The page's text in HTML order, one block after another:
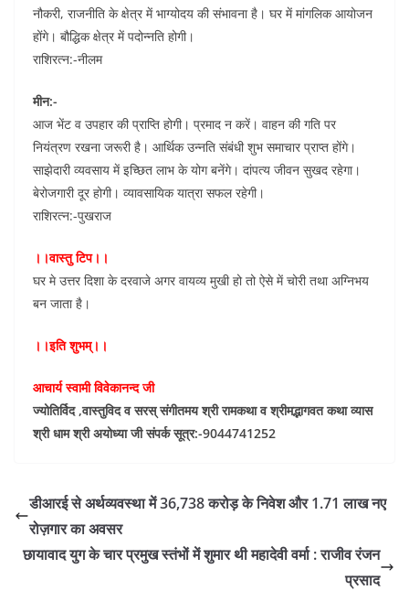
नौकरी, राजनीति के क्षेत्र में भाग्योदय की संभावना है। घर में मांगलिक आयोजन
होंगे। बौद्धिक क्षेत्र में पदोन्नति होगी।
राशिरत्न:-नीलम
मीन:-
आज भेंट व उपहार की प्राप्ति होगी। प्रमाद न करें। वाहन की गति पर
नियंत्रण रखना जरूरी है। आर्थिक उन्नति संबंधी शुभ समाचार प्राप्त होंगे।
साझेदारी व्यवसाय में इच्छित लाभ के योग बनेंगे। दांपत्य जीवन सुखद रहेगा।
बेरोजगारी दूर होगी। व्यावसायिक यात्रा सफल रहेगी।
राशिरत्न:-पुखराज
।।वास्तु टिप।।
घर मे उत्तर दिशा के दरवाजे अगर वायव्य मुखी हो तो ऐसे में चोरी तथा अग्निभय
बन जाता है।
।।इति शुभम्।।
आचार्य स्वामी विवेकानन्द जी
ज्योतिर्विद ,वास्तुविद व सरस् संगीतमय श्री रामकथा व श्रीमद्भागवत कथा व्यास
श्री धाम श्री अयोध्या जी संपर्क सूत्र:-9044741252
डीआरई से अर्थव्यवस्था में 36,738 करोड़ के निवेश और 1.71 लाख नए
रोज़गार का अवसर
छायावाद युग के चार प्रमुख स्तंभों में शुमार थी महादेवी वर्मा : राजीव रंजन
प्रसाद